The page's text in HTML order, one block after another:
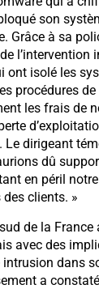
son
Grâce à sa
l’intervention
ont isolé les
procédures
les frais de
Le dirigeant
dû
en péril
clients. »
de la France
avec des
intrusion dans
a